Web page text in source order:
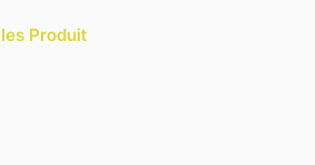
Produit